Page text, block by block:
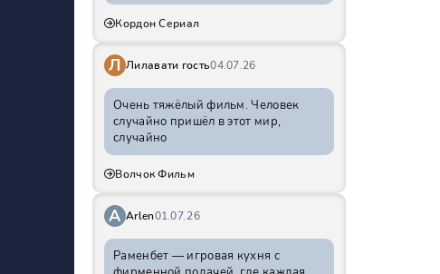
Кордон Сериал
Л Лилавати гость04.07.26
Очень тяжёлый фильм. Человек
случайно пришёл в этот мир,
случайно
Волчок Фильм
A Arlen01.07.26
Раменбет — игровая кухня с